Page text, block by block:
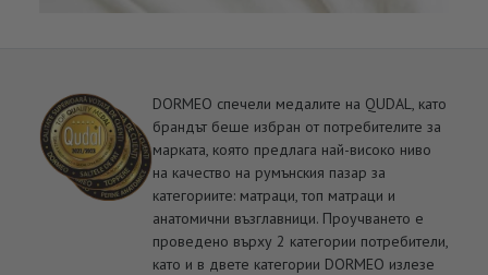
DORMEO спечели медалите на QUDAL, като
брандът беше избран от потребителите за
марката, която предлага най-високо ниво
на качество на румънския пазар за
категориите: матраци, топ матраци и
анатомични възглавници. Проучването е
проведено върху 2 категории потребители,
като и в двете категории DORMEO излезе